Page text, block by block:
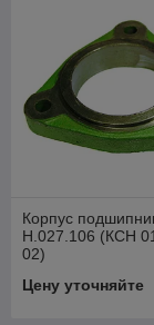
Корпус
Н.027.106 (КСН
02)
Цену уточняйте